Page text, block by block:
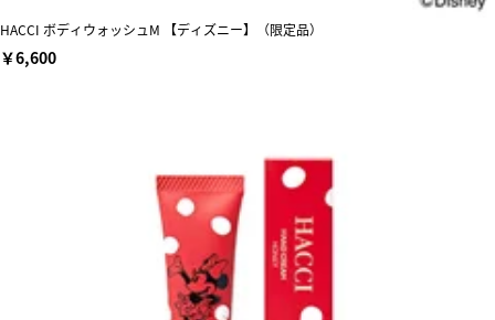
HACCI ボディウォッシュM 【ディズニー】（限定品）
￥6,600